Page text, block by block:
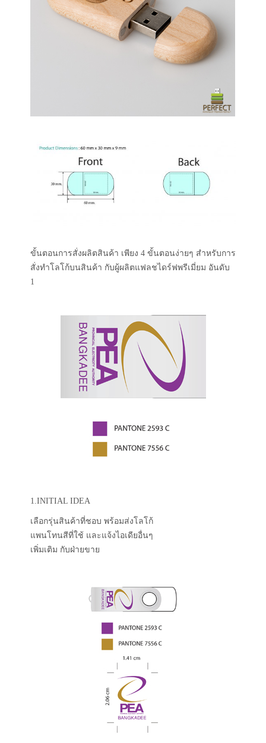
ขั้นตอนการสั่งผลิตสินค้า เพียง 4 ขั้นตอนง่ายๆ สำหรับการ
สั่งทำโลโก้บนสินค้า กับผู้ผลิตแฟลชไดร์ฟพรีเมี่ยม อันดับ
1
1.INITIAL IDEA
เลือกรุ่นสินค้าที่ชอบ พร้อมส่งโลโก้
แพนโทนสีที่ใช้ และแจ้งไอเดียอื่นๆ
เพิ่มเติม กับฝ่ายขาย